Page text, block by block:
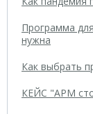
Программа
нужна
Как выбрать
КЕЙС "АРМ